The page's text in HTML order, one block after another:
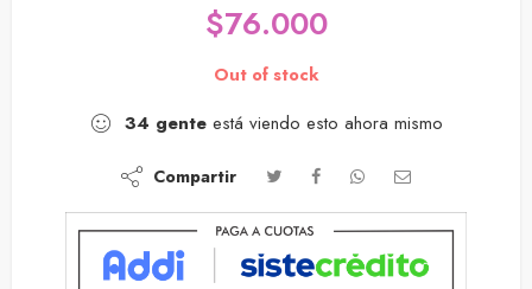
$76.000
Out of stock
34 gente está viendo esto ahora mismo
Compartir